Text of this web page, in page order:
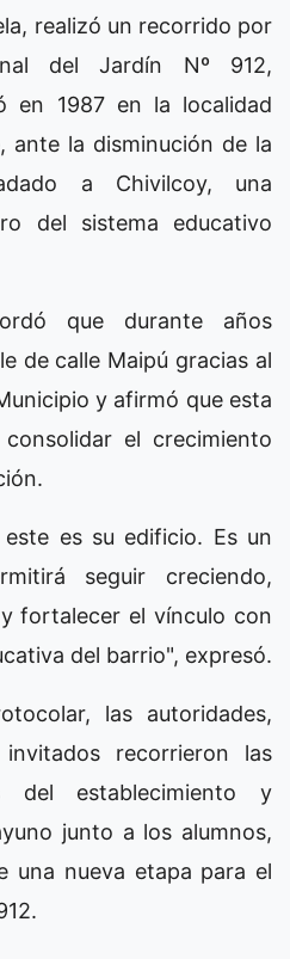
realizó un recorrido por
del Jardín Nº 912,
en 1987 en la localidad
ante la disminución de la
a Chivilcoy, una
del sistema educativo
que durante años
de calle Maipú gracias al
y afirmó que esta
el crecimiento
es su edificio. Es un
seguir creciendo,
fortalecer el vínculo con
del barrio", expresó.
las autoridades,
recorrieron las
del establecimiento y
junto a los alumnos,
una nueva etapa para el